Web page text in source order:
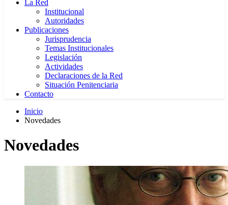
La Red
Institucional
Autoridades
Publicaciones
Jurisprudencia
Temas Institucionales
Legislación
Actividades
Declaraciones de la Red
Situación Penitenciaria
Contacto
Inicio
Novedades
Novedades